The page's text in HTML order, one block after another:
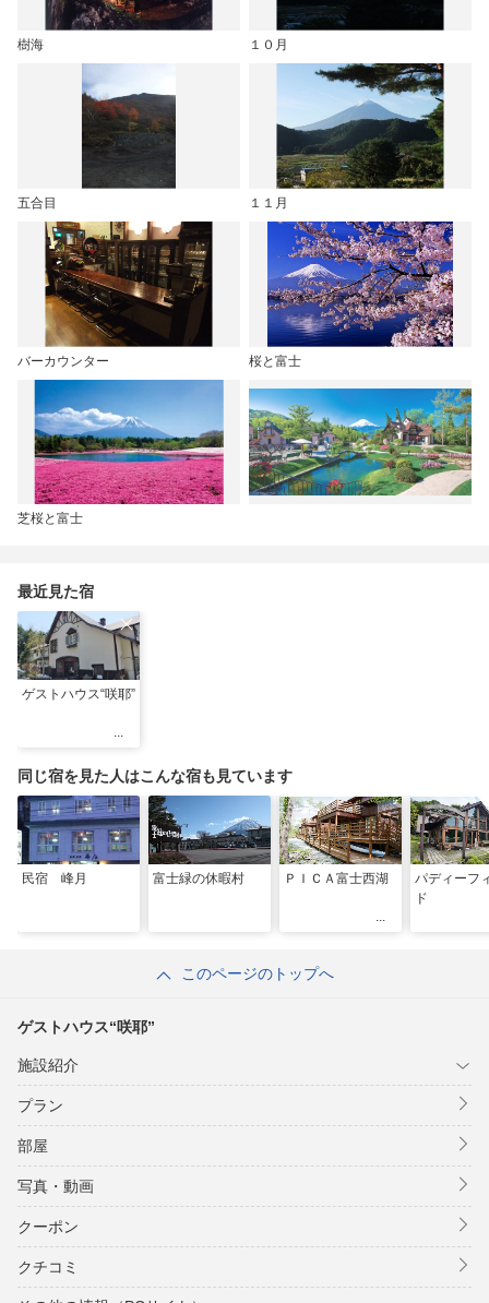
樹海 １０月
五合目 １１月
バーカウンター 桜と富士
芝桜と富士
最近見た宿
ゲストハウス“咲耶”
同じ宿を見た人はこんな宿も見ています
民宿 峰月 富士緑の休暇村 ＰＩＣＡ富士西湖
パディーフ
ド
このページのトップへ
ゲストハウス“咲耶”
施設紹介
プラン
部屋
写真・動画
クーポン
クチコミ